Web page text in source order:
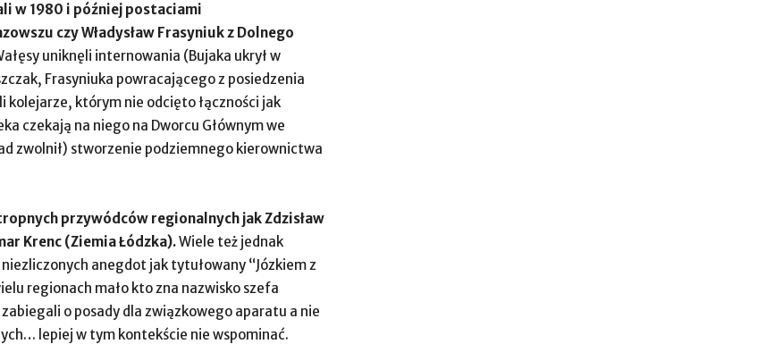
w 1980 i później postaciami
czy Władysław Frasyniuk z Dolnego
uniknęli internowania (Bujaka ukrył w
Frasyniuka powracającego z posiedzenia
kolejarze, którym nie odcięto łączności jak
czekają na niego na Dworcu Głównym we
zwolnił) stworzenie podziemnego kierownictwa
przywódców regionalnych jak Zdzisław
Krenc (Ziemia Łódzka).Wiele też jednak
anegdot jak tytułowany “Józkiem z
regionach mało kto zna nazwisko szefa
o posady dla związkowego aparatu a nie
lepiej w tym kontekście nie wspominać.